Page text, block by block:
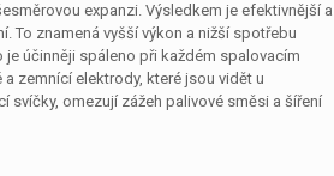
expanzi. Výsledkem je efektivnější a
To znamená vyšší výkon a nižší spotřebu
je účinněji spáleno při každém spalovacím
zemnící elektrody, které jsou vidět u
svíčky, omezují zážeh palivové směsi a šíření